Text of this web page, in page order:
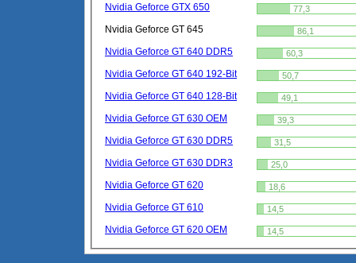
Nvidia Geforce GTX 650 77,3
Nvidia Geforce GT 645 86,1
Nvidia Geforce GT 640 DDR5 60,3
Nvidia Geforce GT 640 192-Bit 50,7
Nvidia Geforce GT 640 128-Bit 49,1
Nvidia Geforce GT 630 OEM 39,3
Nvidia Geforce GT 630 DDR5 31,5
Nvidia Geforce GT 630 DDR3 25,0
Nvidia Geforce GT 620 18,6
Nvidia Geforce GT 610 14,5
Nvidia Geforce GT 620 OEM 14,5